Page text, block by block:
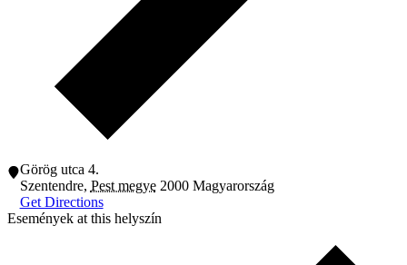
Görög utca 4.
Szentendre, Pest megye 2000 Magyarország
Get Directions
Események at this helyszín